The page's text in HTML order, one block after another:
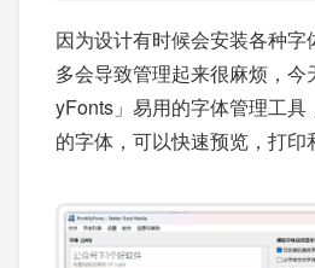
因为设计有时候会安装各种字
多会导致管理起来很麻烦，
yFonts」易用的字体管理工具
的字体，可以快速预览，打印